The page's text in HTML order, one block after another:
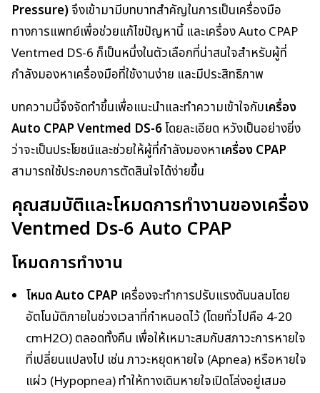
Pressure)จึงเข้ามามีบทบาทสำคัญในการเป็นเครื่องมือ
ทางการแพทย์เพื่อช่วยแก้ไขปัญหานี้ และเครื่อง Auto CPAP
Ventmed DS-6 ก็เป็นหนึ่งในตัวเลือกที่น่าสนใจสำหรับผู้ที่
กำลังมองหาเครื่องมือที่ใช้งานง่าย และมีประสิทธิภาพ
บทความนี้จึงจัดทำขึ้นเพื่อแนะนำและทำความเข้าใจกับเครื่อง
Auto CPAP Ventmed DS-6โดยละเอียด หวังเป็นอย่างยิ่ง
ว่าจะเป็นประโยชน์และช่วยให้ผู้ที่กำลังมองหาเครื่อง CPAP
สามารถใช้ประกอบการตัดสินใจได้ง่ายขึ้น
คุณสมบัติและโหมดการทำงานของเครื่อง
Ventmed Ds-6 Auto CPAP
โหมดการทำงาน
โหมด Auto CPAP เครื่องจะทำการปรับแรงดันนลมโดย
อัตโนมัติภายในช่วงเวลาที่กำหนอดไว้ (โดยทั่วไปคือ 4-20
cmH2O) ตลอดทั้งคืน เพื่อให้เหมาะสมกับสภาวะการหายใจ
ที่เปลี่ยนแปลงไป เช่น ภาวะหยุดหายใจ (Apnea) หรือหายใจ
แผ่ว (Hypopnea) ทำให้ทางเดินหายใจเปิดโล่งอยู่เสมอ